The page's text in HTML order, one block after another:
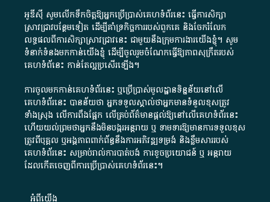
អូឌីស៊ី សូមលើកទឹកចិត្តឱ្យអ្នកប្រើប្រាស់គេហទំព័រនេះ ធ្វើការសិក្សា
ស្រាវជ្រាវបន្ថែមទៀត ដើម្បីគាំទ្រកិច្ចការ​របស់ពួកគេ និងចែករំលែក
លទ្ធផលពីការសិក្សាស្រាវជ្រាវនេះ ជាមួយនឹងក្រុមការងារយើងខ្ញុំ។ សូម
ទំនាក់ទំនងមកកាន់យើងខ្ញុំ ដើម្បីចូលរួមចំណែកធ្វើឱ្យភាពសុក្រឹតរបស់
គេហទំព័នេះ កាន់តែល្អប្រសើរឡើង។
ការចូលមកកាន់គេហទំព័រនេះ ឬប្រើប្រាស់មូលដ្ឋានទិន្នន័យនៅលើ
គេហទំព័រនេះ បានន័យថា អ្នកទទួលស្គាល់ថាអ្នកមានទំនួលខុសត្រូវ
ទាំងស្រុង លើការពឹងផ្អែក លើគ្រប់ព័ត៌មានផ្តល់ឱ្យនៅលើគេហទំព័រនេះ
ហើយយល់ព្រមថាអ្នកនឹងមិនបង្ករអន្តរាយ ឬ ទាមទារ​ឱ្យមានការទទួលខុស​
ត្រូវពីបុគ្គល ឬអង្គភាពពាក់ព័ន្ធនឹងការអភិវឌ្ឍទម្រង់ និងខ្លឹមសាររបស់
គេហទំព័រនេះ សម្រាប់រាល់ការបាត់បង់ ការខូចប្រយោជន៍ ឬ អន្តរាយ
ដែលកើតចេញពីការប្រើប្រាស់គេហទំព័រនេះ។
អំពី​យើង​